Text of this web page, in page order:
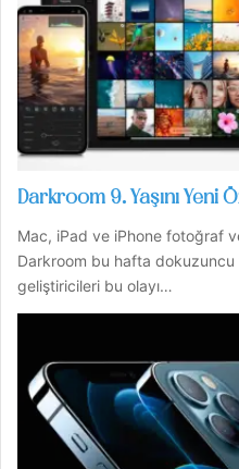
Darkroom 9. Yaşını Yeni
Mac, iPad ve iPhone fotoğraf
Darkroom bu hafta
geliştiricileri bu olayı…